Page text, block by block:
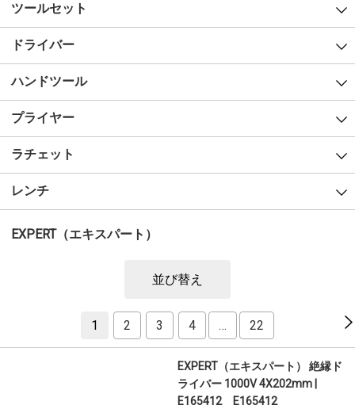
ツールセット
ドライバー
ハンドツール
プライヤー
ラチェット
レンチ
EXPERT（エキスパート）
並び替え
1 2 3 4 … 22
EXPERT（エキスパート） 絶縁ド
ライバー 1000V 4X202mm |
E165412 E165412